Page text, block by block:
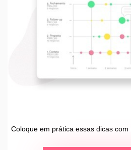
Coloque em prática essas dicas